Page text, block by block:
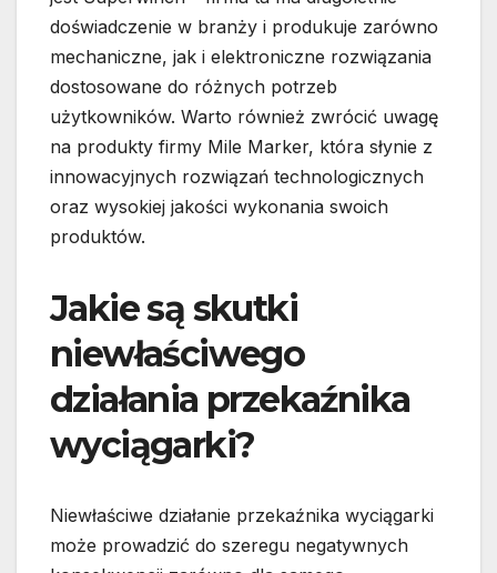
doświadczenie w branży i produkuje zarówno
mechaniczne, jak i elektroniczne rozwiązania
dostosowane do różnych potrzeb
użytkowników. Warto również zwrócić uwagę
na produkty firmy Mile Marker, która słynie z
innowacyjnych rozwiązań technologicznych
oraz wysokiej jakości wykonania swoich
produktów.
Jakie są skutki
niewłaściwego
działania przekaźnika
wyciągarki?
Niewłaściwe działanie przekaźnika wyciągarki
może prowadzić do szeregu negatywnych